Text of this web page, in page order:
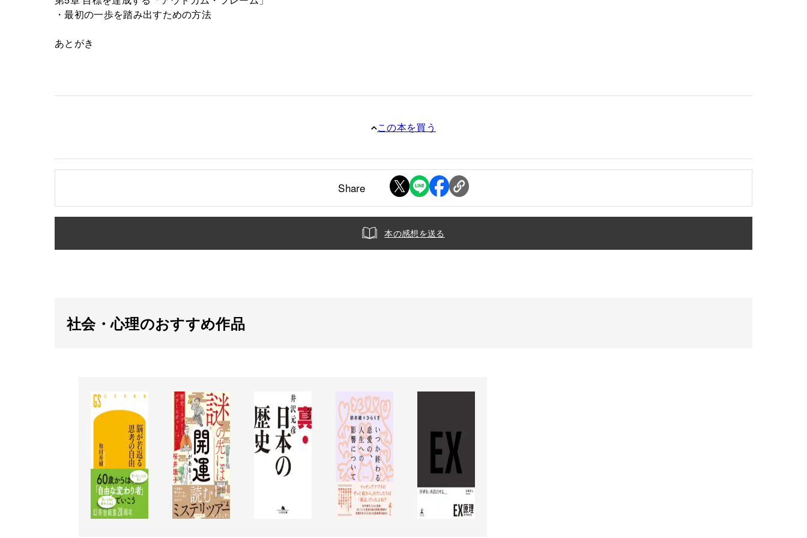
・最初の一歩を踏み出すための方法
あとがき
この本を買う
Share
本の感想を送る
社会・心理のおすすめ作品